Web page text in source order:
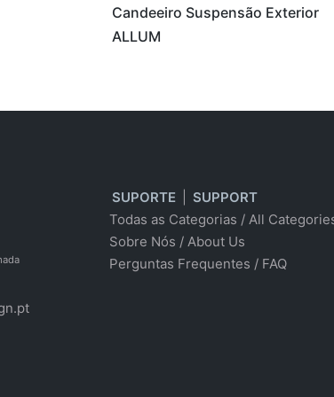
Candeeiro Suspensão Exterior
ALLUM
SUPORTE
SUPPORT
Todas as Categorias / All
Sobre Nós / About Us
Perguntas Frequentes / FAQ